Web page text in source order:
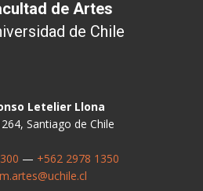
de Artes
de Chile
Letelier Llona
Santiago de Chile
— +562 2978 1350